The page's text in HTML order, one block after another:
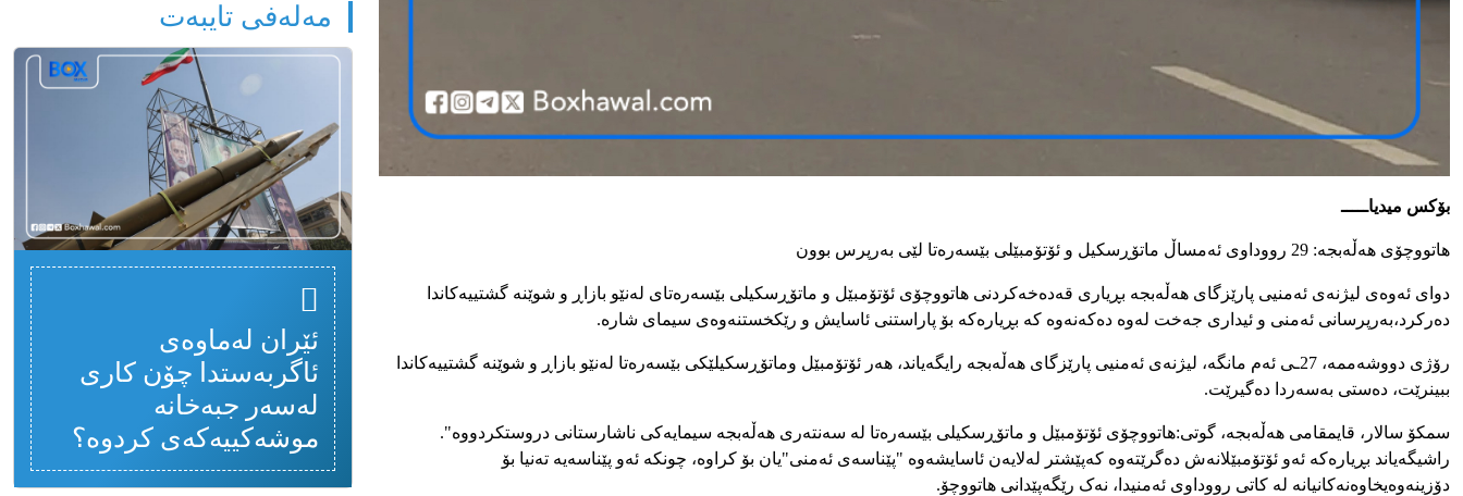
بۆکس میدیاـــــ
هاتووچۆی هەڵەبجە: 29 رووداوی ئەمساڵ ماتۆڕسکیل و ئۆتۆمبێلی بێسەرەتا لێی بەرپرس بوون
دوای ئەوەی لیژنەی ئەمنیی پارێزگای هەڵەبجە بڕیاری قەدەخەکردنی هاتووچۆی ئۆتۆمبێل و ماتۆڕسکیلی بێسەرەتای لەنێو بازاڕ و شوێنە گشتییەکاندا
دەرکرد،بەرپرسانی ئەمنی و ئیداری جەخت لەوە دەکەنەوە کە بڕیارەکە بۆ پاراستنی ئاسایش و رێکخستنەوەی سیمای شارە.
رۆژی دووشەممە، ـی ئەم مانگە، لیژنەی ئەمنیی پارێزگای هەڵەبجە رایگەیاند، هەر ئۆتۆمبێل وماتۆڕسکیلێکی بێسەرەتا لەنێو بازاڕ و شوێنە گشتییەکاندا
ببینرێت، دەستی بەسەردا دەگیرێت.
سمکۆ سالار، قایمقامی هەڵەبجە، گوتی:هاتووچۆی ئۆتۆمبێل و ماتۆڕسکیلی بێسەرەتا لە سەنتەری هەڵەبجە سیمایەکی ناشارستانی دروستکردووە".
راشیگەیاند بڕیارەکە ئەو ئۆتۆمبێلانەش دەگرێتەوە کەپێشتر لەلایەن ئاسایشەوە "پێناسەی ئەمنی"یان بۆ کراوە، چونکە ئەو پێناسەیە تەنیا بۆ
دۆزینەوەیخاوەنەکانیانە لە کاتی رووداوی ئەمنیدا، نەک رێگەپێدانی هاتووچۆ.
مەلەفی تایبەت
ئێران لەماوەی
ئاگربەستدا چۆن کاری
لەسەر جبەخانە
موشەکییەکەی کردوە؟